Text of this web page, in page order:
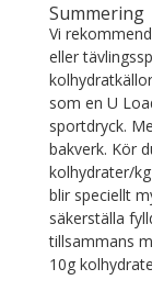
Summering
Vi
eller
som en U
sportdryck.
bakverk. Kör
kolhydrater/
blir speciellt
säkerställa
tillsammans
10g